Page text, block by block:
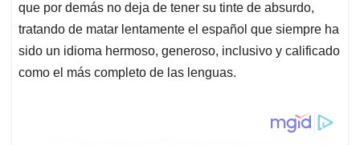
que por demás no deja de tener su tinte de absurdo,
tratando de matar lentamente el español que siempre ha
sido un idioma hermoso, generoso, inclusivo y calificado
como el más completo de las lenguas.